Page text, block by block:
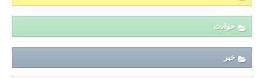
حوادث
خبر